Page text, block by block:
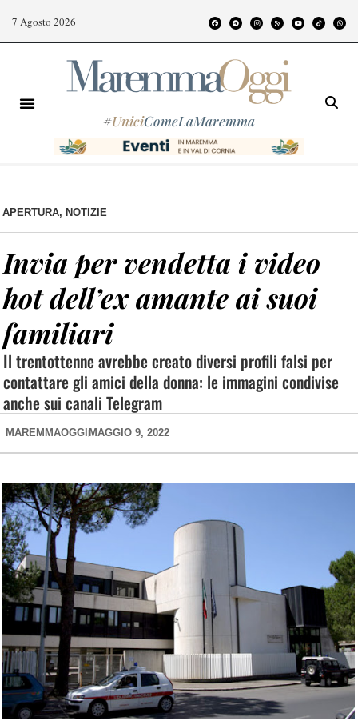
7 Agosto 2026
#UniciComeLaMaremma
APERTURA, NOTIZIE
Invia per vendetta i video
hot dell’ex amante ai suoi
familiari
Il trentottenne avrebbe creato diversi profili falsi per
contattare gli amici della donna: le immagini condivise
anche sui canali Telegram
MAREMMAOGGI MAGGIO 9, 2022